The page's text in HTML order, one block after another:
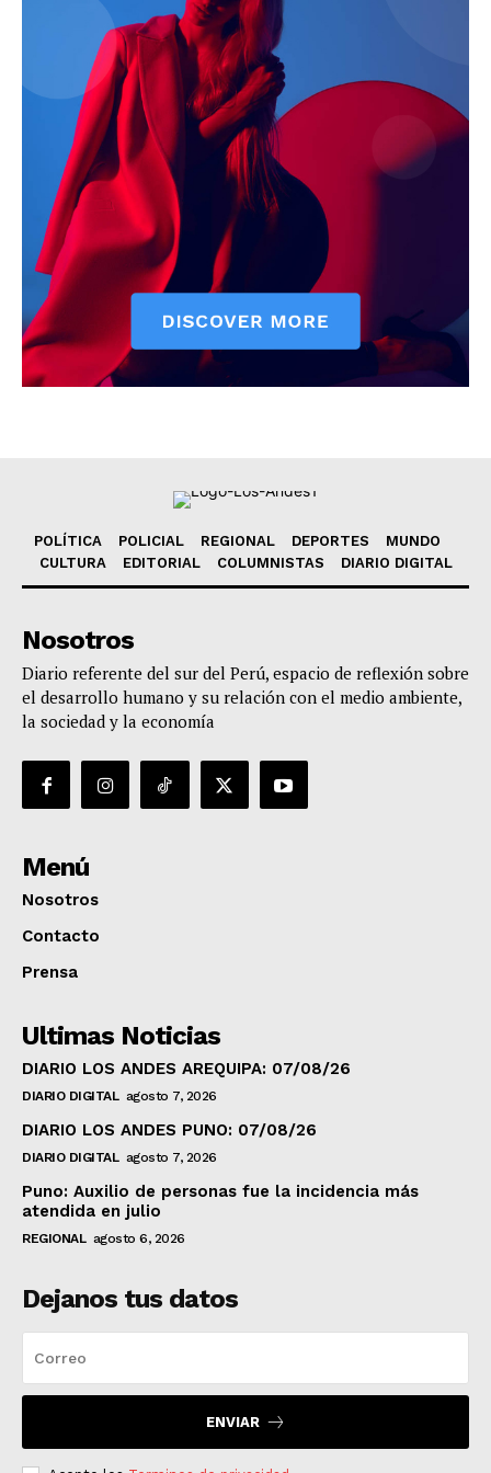
POLÍTICA POLICIAL REGIONAL DEPORTES
MUNDO
CULTURA
EDITORIAL COLUMNISTAS DIARIO DIGITAL
Nosotros
Diario referente del sur del Perú, espacio de reflexión sobre
el desarrollo humano y su relación con el medio ambiente,
la sociedad y la economía
Menú
Nosotros
Contacto
Prensa
Ultimas Noticias
DIARIO LOS ANDES AREQUIPA: 07/08/26
DIARIO DIGITAL agosto 7, 2026
DIARIO LOS ANDES PUNO: 07/08/26
DIARIO DIGITAL agosto 7, 2026
Puno: Auxilio de personas fue la incidencia más
atendida en julio
REGIONAL agosto 6, 2026
Dejanos tus datos
ENVIAR